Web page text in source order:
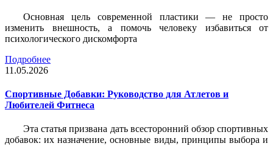
Основная цель современной пластики — не просто
изменить внешность, а помочь человеку избавиться от
психологического дискомфорта
Подробнее
11.05.2026
Спортивные Добавки: Руководство для Атлетов и
Любителей Фитнеса
Эта статья призвана дать всесторонний обзор спортивных
добавок: их назначение, основные виды, принципы выбора и